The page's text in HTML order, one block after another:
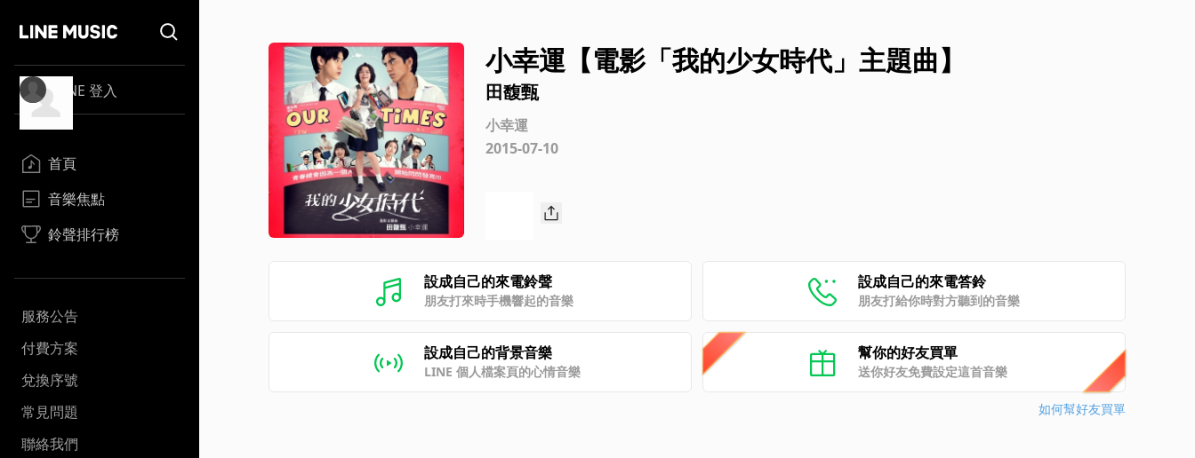
LINE 登入
首頁
音樂焦點
鈴聲排行榜
服務公告
付費方案
兌換序號
常見問題
聯絡我們
小幸運【電影「我的少女時代」主題曲】
田馥甄
小幸運
2015-07-10
設成自己的來電鈴聲
朋友打來時手機響起的音樂
設成自己的來電答鈴
朋友打給你時對方聽到的音樂
設成自己的背景音樂
LINE 個人檔案頁的心情音樂
幫你的好友買單
送你好友免費設定這首音樂
如何幫好友買單